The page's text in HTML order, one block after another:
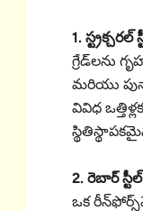
1.
గ్రేడ్‌లను
మరియు
వివిధ
2. రెబార్
ఒక